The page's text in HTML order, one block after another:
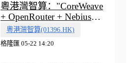
粵港灣智算："CoreWeave
+ OpenRouter + Nebius"
多向融合的中國智算新範
式
粵港灣智算(01396.HK)
格隆匯 05-22 14:20